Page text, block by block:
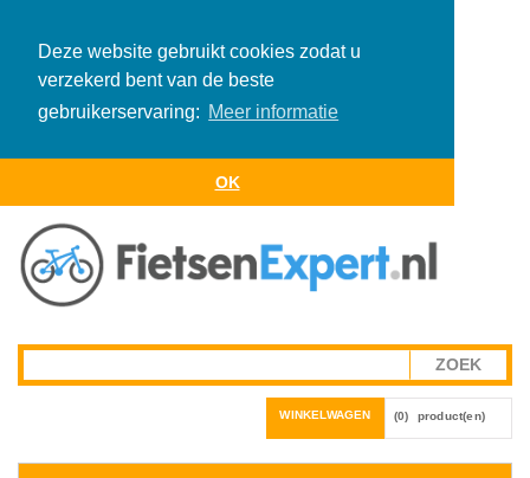
Deze website gebruikt cookies zodat u
verzekerd bent van de beste
gebruikerservaring: Meer informatie
OK
WINKELWAGEN (0) product(en)